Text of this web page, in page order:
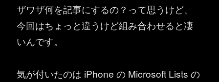
ザワザ何を記事にするの？って思うけど、
今回はちょっと違うけど組み合わせると凄
いんです。
気が付いたのは iPhone の Microsoft Lists の